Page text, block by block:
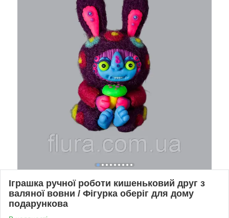
Іграшка ручної роботи кишеньковий друг з
валяної вовни / Фігурка оберіг для дому
подарункова